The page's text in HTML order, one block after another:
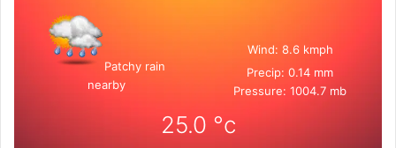
Patchy rain
nearby
Wind: 8.6 kmph
Precip: 0.14 mm
Pressure: 1004.7 mb
25.0 °c